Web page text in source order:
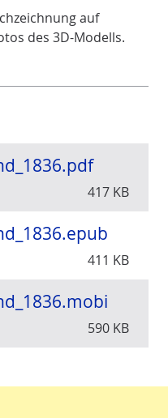
auf
des 3D-Modells.
417 KB
411 KB
590 KB